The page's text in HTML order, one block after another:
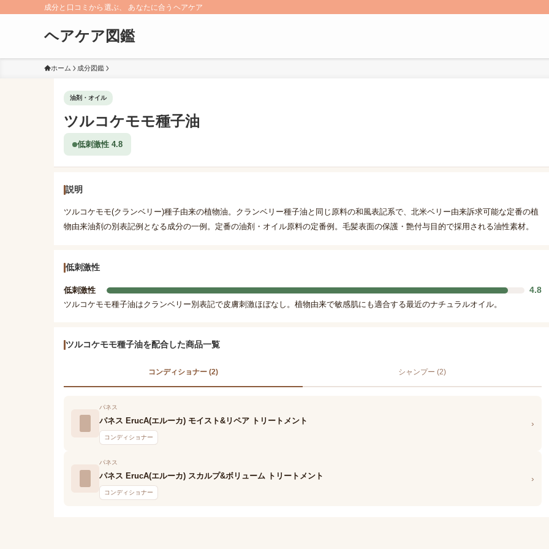
成分と口コミから選ぶ、 あなたに合うヘアケア
ヘアケア図鑑
ホーム 成分図鑑
油剤・オイル
ツルコケモモ種子油
低刺激性 4.8
説明
ツルコケモモ(クランベリー)種子由来の植物油。クランベリー種子油と同じ原料の和風表記系で、北米ベリー由来訴求可能な定番の植
物由来油剤の別表記例となる成分の一例。定番の油剤・オイル原料の定番例。毛髪表面の保護・艶付与目的で採用される油性素材。
低刺激性
低刺激性 4.8
ツルコケモモ種子油はクランベリー別表記で皮膚刺激ほぼなし。植物由来で敏感肌にも適合する最近のナチュラルオイル。
ツルコケモモ種子油を配合した商品一覧
コンディショナー (2) シャンプー (2)
パネス
パネス ErucA(エルーカ) モイスト&リペア トリートメント
コンディショナー
›
パネス
パネス ErucA(エルーカ) スカルプ&ボリューム トリートメント
コンディショナー
›